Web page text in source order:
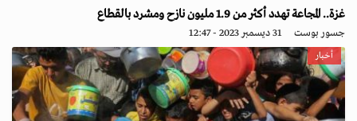
غزة.. المجاعة تهدد أكثر من 1.9 مليون نازح ومشرد بالقطاع
جسور بوست 31 ديسمبر 2023 - 12:47
أخبار